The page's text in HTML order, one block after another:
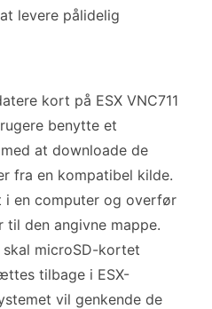
levere pålidelig
kort på ESX VNC711
benytte et
at downloade de
fra en kompatibel kilde.
en computer og overfør
den angivne mappe.
microSD-kortet
tilbage i ESX-
vil genkende de